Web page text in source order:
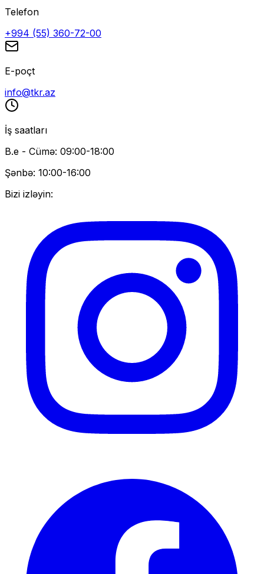
Telefon
+994 (55) 360-72-00
E-poçt
info@tkr.az
İş saatları
B.e - Cümə: 09:00-18:00
Şənbə: 10:00-16:00
Bizi izləyin: